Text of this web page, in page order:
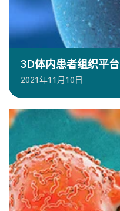
3D体内患者组织平台
2021年11月10日